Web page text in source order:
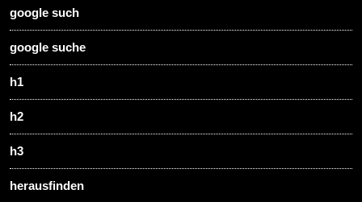
google such
google suche
h1
h2
h3
herausfinden